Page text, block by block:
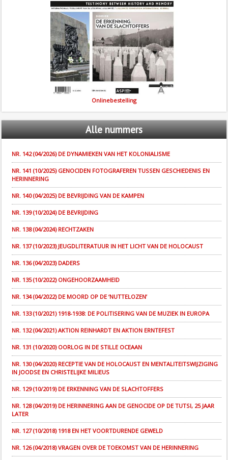
Onlinebestelling
Allenummers
NR. 142 (04/2026) DE DYNAMIEKEN VAN HET KOLONIALISME
NR. 141 (10/2025) GENOCIDEN FOTOGRAFEREN TUSSEN GESCHIEDENIS EN
HERINNERING
NR. 140 (04/2025) DE BEVRIJDING VAN DE KAMPEN
NR. 139 (10/2024) DE BEVRIJDING
NR. 138 (04/2024) RECHTZAKEN
NR. 137 (10/2023) JEUGDLITERATUUR IN HET LICHT VAN DE HOLOCAUST
NR. 136 (04/2023) DADERS
NR. 135 (10/2022) ONGEHOORZAAMHEID
NR. 134 (04/2022) DE MOORD OP DE ‘NUTTELOZEN’
NR. 133 (10/2021) 1918-1938: DE POLITISERING VAN DE MUZIEK IN EUROPA
NR. 132 (04/2021) AKTION REINHARDT EN AKTION ERNTEFEST
NR. 131 (10/2020) OORLOG IN DE STILLE OCEAAN
NR. 130 (04/2020) RECEPTIE VAN DE HOLOCAUST EN MENTALITEITSWIJZIGING
IN JOODSE EN CHRISTELIJKE MILIEUS
NR. 129 (10/2019) DE ERKENNING VAN DE SLACHTOFFERS
NR. 128 (04/2019) DE HERINNERING AAN DE GENOCIDE OP DE TUTSI, 25 JAAR
LATER
NR. 127 (10/2018) 1918 EN HET VOORTDURENDE GEWELD
NR. 126 (04/2018) VRAGEN OVER DE TOEKOMST VAN DE HERINNERING